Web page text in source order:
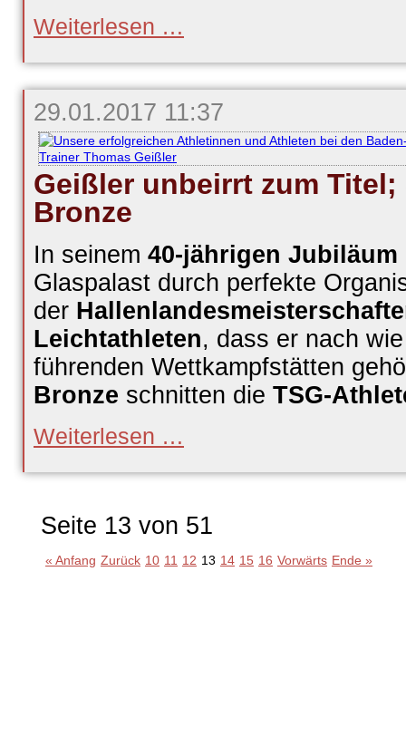
Weiterlesen …Hallenmeisterschaften
Sensationssieg
für
Michael
Bryan
29.01.2017 11:37
Geißler unbeirrt zum
Bronze
In seinem 40-jährigen Jubiläum
Glaspalast durch perfekte
der
Leichtathleten, dass er nach
führenden Wettkampfstätten
Bronze schnitten die TSG-
Weiterlesen …unbeirrt
Titel;
Bronze
Seite 13 von 51
« Anfang Zurück 10 11 12 13 14 15 16 Vorwärts Ende »